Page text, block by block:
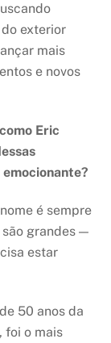
exterior
mais
e novos
Eric
é sempre
grandes —
estar
50 anos da
foi o mais